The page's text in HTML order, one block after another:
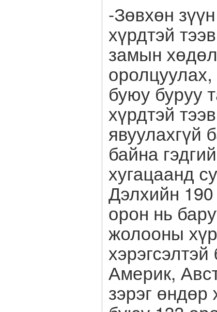
-Зөвхөн
хүрдтэй
замын
буюу буруу
хүрдтэй
явуулахгүй
байна
хугацаанд
Дэлхийн
орон нь
жолооны
Америк,
зэрэг өндөр